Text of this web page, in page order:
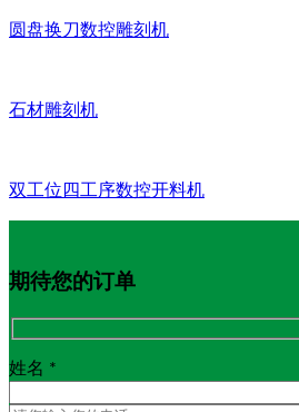
圆盘换刀数控雕刻机
石材雕刻机
双工位四工序数控开料机
期待您的订单
姓名 *